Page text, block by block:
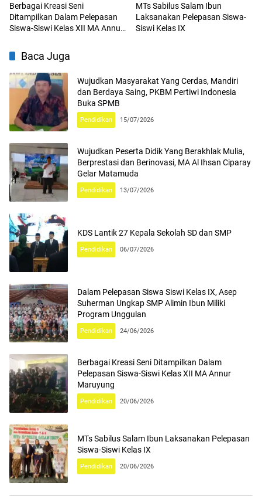
Berbagai Kreasi Seni
Ditampilkan Dalam Pelepasan
Siswa-Siswi Kelas XII MA Annur
MTs Sabilus Salam Ibun
Laksanakan Pelepasan Siswa-
Siswi Kelas IX
Baca Juga
Wujudkan Masyarakat Yang Cerdas, Mandiri
dan Berdaya Saing, PKBM Pertiwi Indonesia
Buka SPMB
Pendidikan 15/07/2026
Wujudkan Peserta Didik Yang Berakhlak Mulia,
Berprestasi dan Berinovasi, MA Al Ihsan Ciparay
Gelar Matamuda
Pendidikan 13/07/2026
KDS Lantik 27 Kepala Sekolah SD dan SMP
Pendidikan 06/07/2026
Dalam Pelepasan Siswa Siswi Kelas IX, Asep
Suherman Ungkap SMP Alimin Ibun Miliki
Program Unggulan
Pendidikan 24/06/2026
Berbagai Kreasi Seni Ditampilkan Dalam
Pelepasan Siswa-Siswi Kelas XII MA Annur
Maruyung
Pendidikan 20/06/2026
MTs Sabilus Salam Ibun Laksanakan Pelepasan
Siswa-Siswi Kelas IX
Pendidikan 20/06/2026